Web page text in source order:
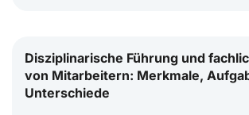
Disziplinarische Führung und
von Mitarbeitern: Merkmale,
Unterschiede